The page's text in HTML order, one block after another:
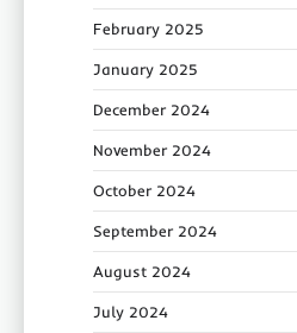
February 2025
January 2025
December 2024
November 2024
October 2024
September 2024
August 2024
July 2024